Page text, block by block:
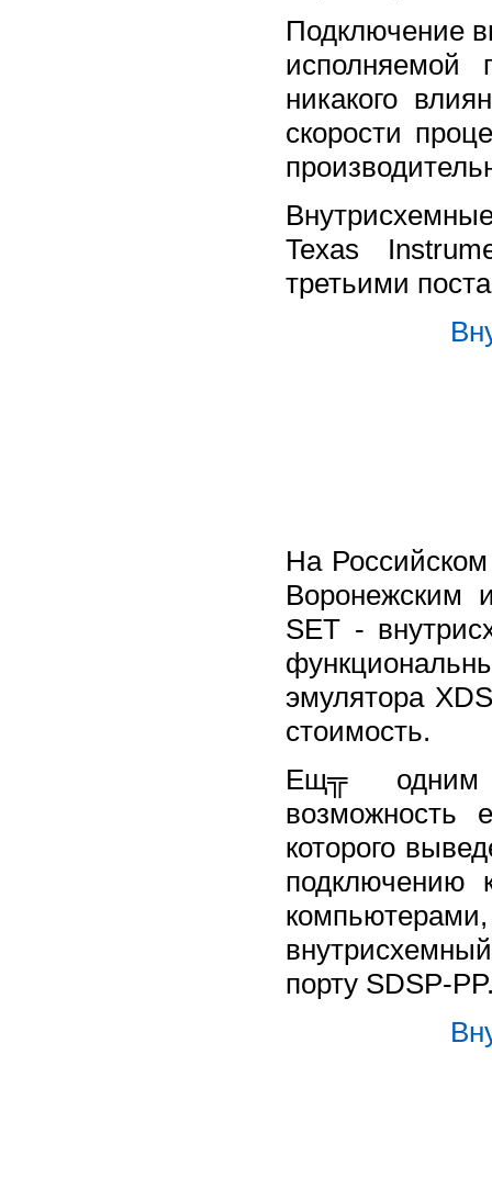
Подключение
никакого
скорости
Texas
третьими
На
Воронежским
SET -
эмулятора
стоимость.
Ещ╦ одним
возможность
которого
подключению
порту SDSP-